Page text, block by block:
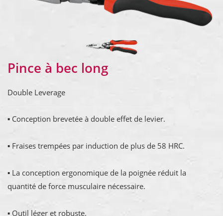
Pince à bec long
Double Leverage
▪ Conception brevetée à double effet de levier.
▪ Fraises trempées par induction de plus de 58 HRC.
▪ La conception ergonomique de la poignée réduit la
quantité de force musculaire nécessaire.
▪ Outil léger et robuste.